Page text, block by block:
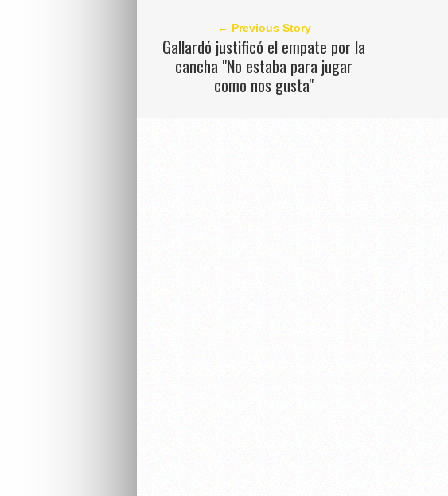
← Previous Story
Gallardó justificó el empate por la
cancha "No estaba para jugar
como nos gusta"